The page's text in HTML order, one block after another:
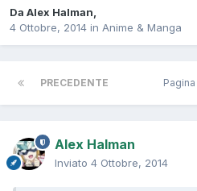
Da Alex Halman,
4 Ottobre, 2014 in Anime & Manga
PRECEDENTE Pagina
Alex Halman
Inviato 4 Ottobre, 2014